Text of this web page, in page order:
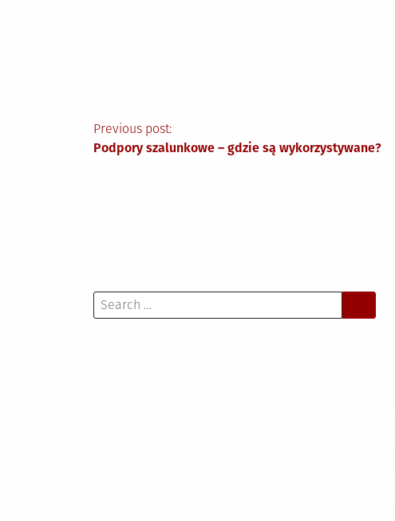
Nawigacja
Previous post:
Podpory szalunkowe – gdzie są wykorzystywane?
Search
for: